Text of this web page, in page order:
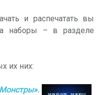
и распечатать вы
наборы – в разделе
их них: